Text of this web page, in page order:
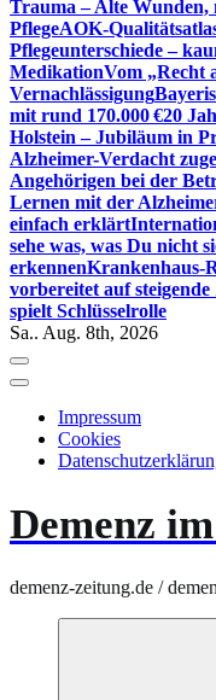
Trauma – Alte Wunden,
PflegeAOK-
Pflegeunterschiede –
MedikationVom „Recht
Vernachlässigung
mit rund 170.000 €20
Holstein – Jubiläum in
Alzheimer-Verdacht
Angehörigen bei der
Lernen mit der
einfach erklärt
sehe was, was Du nicht
erkennenKrankenhaus-
vorbereitet auf
spielt Schlüsselrolle
Sa.. Aug. 8th, 2026
Impressum
Cookies
Demenz
demenz-zeitung.de /